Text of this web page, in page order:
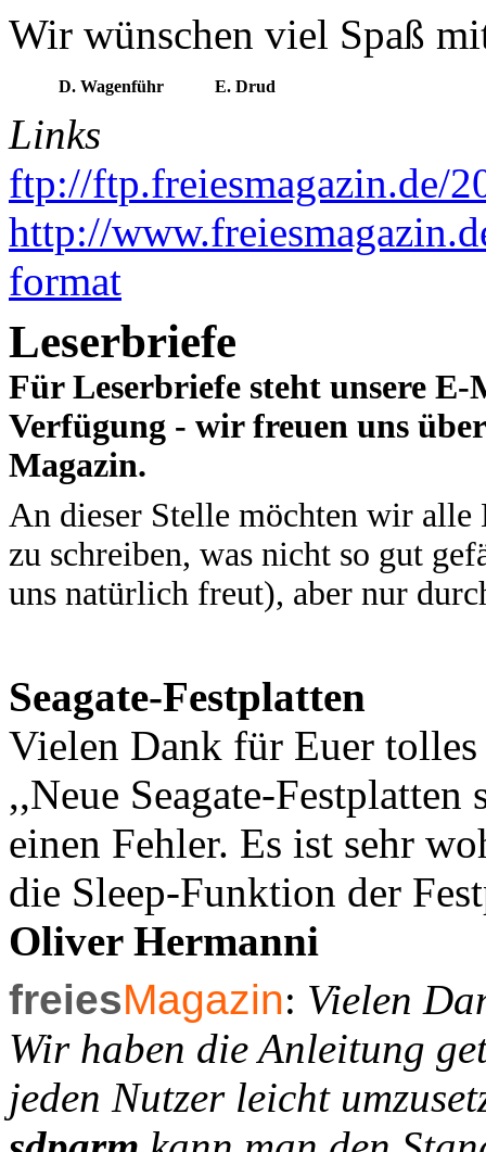
Wir wünschen viel Spaß
D. Wagenführ E. Drud
Links
ftp://ftp.freiesmagazin.de/
http://
format
Leserbriefe
Für Leserbriefe steht unsere E-
Verfügung - wir freuen uns
Magazin.
An dieser Stelle möchten wir alle
zu schreiben, was nicht so gut
uns natürlich freut), aber nur
Seagate-Festplatten
Vielen Dank für Euer
,,Neue Seagate-
einen Fehler. Es ist sehr
die Sleep-Funktion der
Oliver Hermanni
freiesMagazin: Vielen
Wir haben die Anleitung
jeden Nutzer leicht